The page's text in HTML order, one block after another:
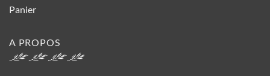
Panier
A PROPOS